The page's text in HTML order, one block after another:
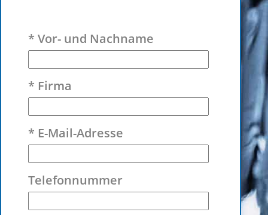
* Vor- und Nachname
* Firma
* E-Mail-Adresse
Telefonnummer